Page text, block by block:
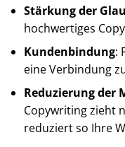
Stärkung der
hochwertiges
Kundenbindung:
eine Verbindung
Reduzierung der
Copywriting zieht
reduziert so Ihre